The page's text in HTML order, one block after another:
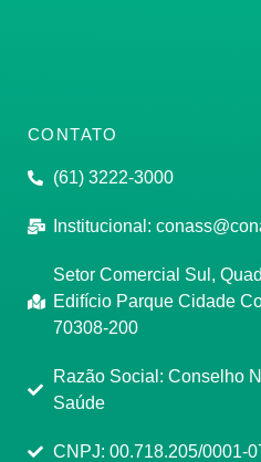
CONTATO
(61) 3222-3000
Institucional:
Setor Comercial Sul,
Edifício Parque Cidade
70308-200
Razão Social: Conselho
Saúde
CNPJ: 00.718.205/0001-